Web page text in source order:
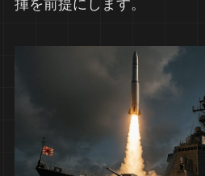
揮を前提にします。